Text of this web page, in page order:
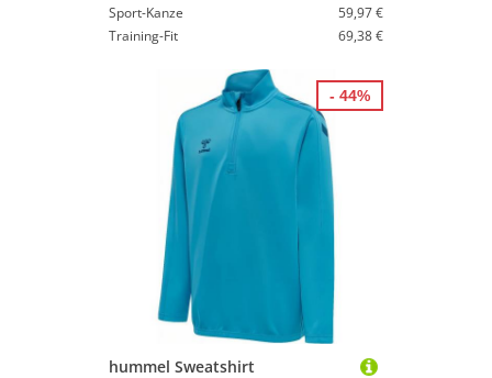
Sport-Kanze
59,97 €
Training-Fit
69,38 €
hummel Sweatshirt
- 44%